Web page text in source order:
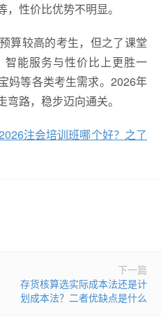
性价比优势不明显。
算较高的考生，但之了课堂
能服务与性价比上更胜一
妈等各类考生需求。2026年
路，稳步迈向通关。
注会培训班哪个好？之了
下一篇
存货核算选实际成本法还是计
划成本法？二者优缺点是什么